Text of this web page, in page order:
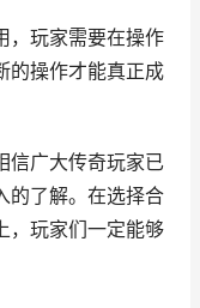
，玩家需要在操作
的操作才能真正成
信广大传奇玩家已
的了解。在选择合
，玩家们一定能够